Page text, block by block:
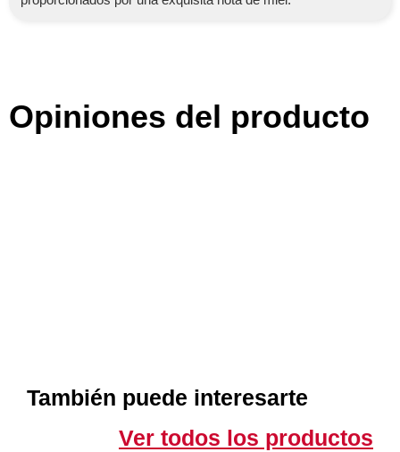
Opiniones del producto
También puede interesarte
Ver todos los productos